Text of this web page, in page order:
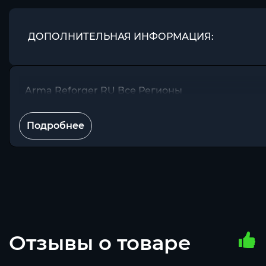
ДОПОЛНИТЕЛЬНАЯ ИНФОРМАЦИЯ:
Arma Reforger RU Все Регионы
Подробнее
Отзывы о товаре